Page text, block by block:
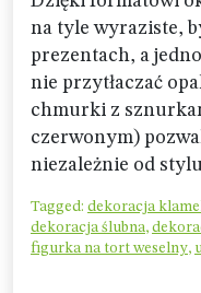
na tyle wyraziste,
prezentach, a
nie przytłaczać
chmurki z
czerwonym)
niezależnie od
Tagged: dekoracja
dekoracja ślubna,
figurka na tort weselny,